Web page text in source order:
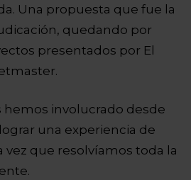
Una propuesta que fue la
quedando por
presentados por El
hemos involucrado desde
una experiencia de
vez que resolvíamos toda la